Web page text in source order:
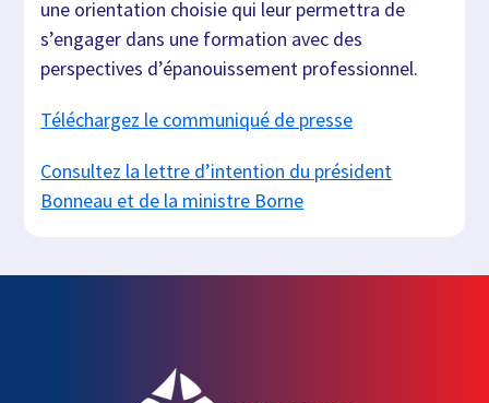
une orientation choisie qui leur permettra de
s’engager dans une formation avec des
perspectives d’épanouissement professionnel.
Téléchargez le communiqué de presse
Consultez la lettre d’intention du président
Bonneau et de la ministre Borne